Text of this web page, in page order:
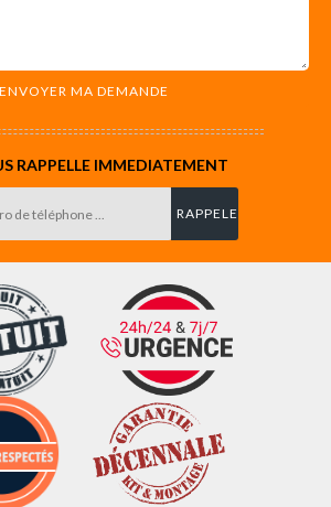
RAPPELLE IMMEDIATEMENT